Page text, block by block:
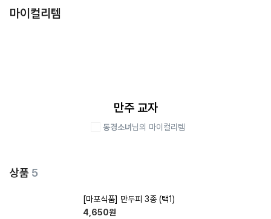
마이컬리템
만주 교자
동경소녀 님의 마이컬리템
상품 5
[마포식품] 만두피 3종 (택1)
4,650원